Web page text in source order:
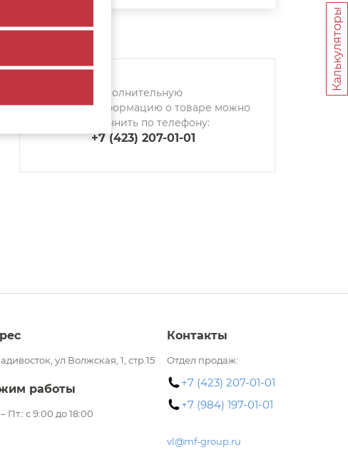
Дополнительную
информацию о товаре можно
уточнить по телефону:
+7 (423) 207-01-01
Калькуляторы
ул.Волжская, 1, стр.15
работы
Пт.: с 9:00 до 18:00
Контакты
Отдел продаж:
+7 (423) 207-01-01
+7 (984) 197-01-01
vl@mf-group.ru